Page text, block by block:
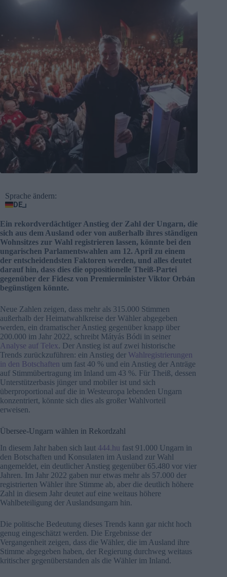
Sprache ändern:
DE
Ein rekordverdächtiger Anstieg der Zahl der Ungarn, die
sich aus dem Ausland oder von außerhalb ihres ständigen
Wohnsitzes zur Wahl registrieren lassen, könnte bei den
ungarischen Parlamentswahlen am 12. April zu einem
der entscheidendsten Faktoren werden, und alles deutet
darauf hin, dass dies die oppositionelle Theiß-Partei
gegenüber der Fidesz von Premierminister Viktor Orbán
begünstigen könnte.
Neue Zahlen zeigen, dass mehr als 315.000 Stimmen
außerhalb der Heimatwahlkreise der Wähler abgegeben
werden, ein dramatischer Anstieg gegenüber knapp über
200.000 im Jahr 2022, schreibt Mátyás Bódi in seiner
Analyse auf Telex. Der Anstieg ist auf zwei historische
Trends zurückzuführen: ein Anstieg der Wahlregistrierungen
in den Botschaften um fast 40 % und ein Anstieg der Anträge
auf Stimmübertragung im Inland um 43 %. Für Theiß, dessen
Unterstützerbasis jünger und mobiler ist und sich
überproportional auf die in Westeuropa lebenden Ungarn
konzentriert, könnte sich dies als großer Wahlvorteil
erweisen.
Übersee-Ungarn wählen in Rekordzahl
In diesem Jahr haben sich laut 444.hu fast 91.000 Ungarn in
den Botschaften und Konsulaten im Ausland zur Wahl
angemeldet, ein deutlicher Anstieg gegenüber 65.480 vor vier
Jahren. Im Jahr 2022 gaben nur etwas mehr als 57.000 der
registrierten Wähler ihre Stimme ab, aber die deutlich höhere
Zahl in diesem Jahr deutet auf eine weitaus höhere
Wahlbeteiligung der Auslandsungarn hin.
Die politische Bedeutung dieses Trends kann gar nicht hoch
genug eingeschätzt werden. Die Ergebnisse der
Vergangenheit zeigen, dass die Wähler, die im Ausland ihre
Stimme abgegeben haben, der Regierung durchweg weitaus
kritischer gegenüberstanden als die Wähler im Inland.